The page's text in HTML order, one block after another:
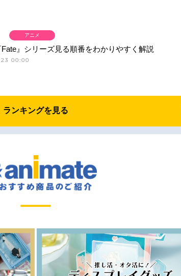
』シリーズ見る順番をわかりやすく解説
00:00
アニメ
ランキングを見る